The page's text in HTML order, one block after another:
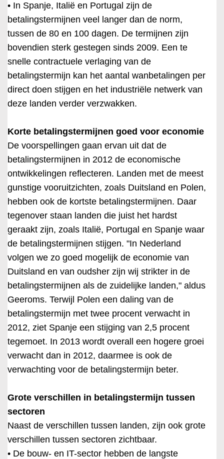
• In Spanje, Italië en Portugal zijn de
betalingstermijnen veel langer dan de norm,
tussen de 80 en 100 dagen. De termijnen zijn
bovendien sterk gestegen sinds 2009. Een te
snelle contractuele verlaging van de
betalingstermijn kan het aantal wanbetalingen per
direct doen stijgen en het industriële netwerk van
deze landen verder verzwakken.
Korte betalingstermijnen goed voor economie
De voorspellingen gaan ervan uit dat de
betalingstermijnen in 2012 de economische
ontwikkelingen reflecteren. Landen met de meest
gunstige vooruitzichten, zoals Duitsland en Polen,
hebben ook de kortste betalingstermijnen. Daar
tegenover staan landen die juist het hardst
geraakt zijn, zoals Italië, Portugal en Spanje waar
de betalingstermijnen stijgen. "In Nederland
volgen we zo goed mogelijk de economie van
Duitsland en van oudsher zijn wij strikter in de
betalingstermijnen als de zuidelijke landen," aldus
Geeroms. Terwijl Polen een daling van de
betalingstermijn met twee procent verwacht in
2012, ziet Spanje een stijging van 2,5 procent
tegemoet. In 2013 wordt overall een hogere groei
verwacht dan in 2012, daarmee is ook de
verwachting voor de betalingstermijn beter.
Grote verschillen in betalingstermijn tussen
sectoren
Naast de verschillen tussen landen, zijn ook grote
verschillen tussen sectoren zichtbaar.
• De bouw- en IT-sector hebben de langste